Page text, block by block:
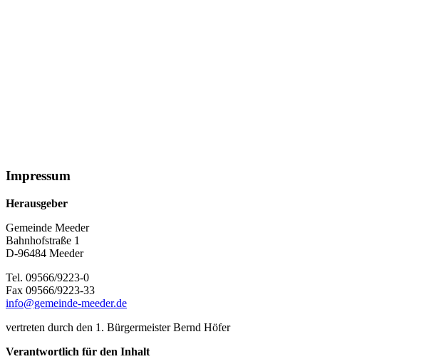
Impressum
Herausgeber
Gemeinde Meeder
Bahnhofstraße 1
D-96484 Meeder
Tel. 09566/9223-0
Fax 09566/9223-33
info@gemeinde-meeder.de
vertreten durch den 1. Bürgermeister Bernd Höfer
Verantwortlich für den Inhalt